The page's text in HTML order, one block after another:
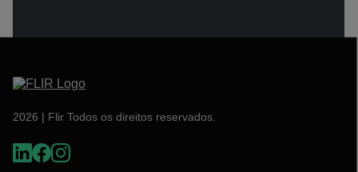
2026 | Flir Todos os direitos reservados.